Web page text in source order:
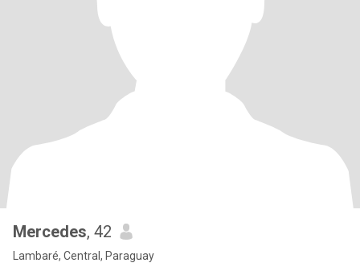
Mercedes, 42
Lambaré, Central, Paraguay